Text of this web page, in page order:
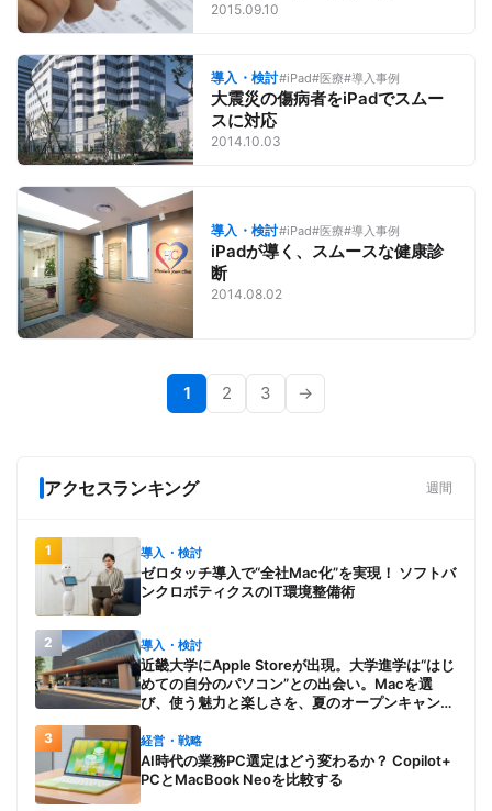
2015.09.10
導入・検討#iPad#医療#導入事例
大震災の傷病者をiPadでスムー
スに対応
2014.10.03
導入・検討#iPad#医療#導入事例
iPadが導く、スムースな健康診
断
2014.08.02
1 2 3 →
アクセスランキング 週間
1 導入・検討
ゼロタッチ導入で“全社Mac化”を実現！ ソフトバ
ンクロボティクスのIT環境整備術
2 導入・検討
近畿大学にApple Storeが出現。大学進学は“はじ
めての自分のパソコン”との出会い。Macを選
び、使う魅力と楽しさを、夏のオープンキャンパ
3 経営・戦略
AI時代の業務PC選定はどう変わるか？ Copilot+
PCとMacBook Neoを比較する